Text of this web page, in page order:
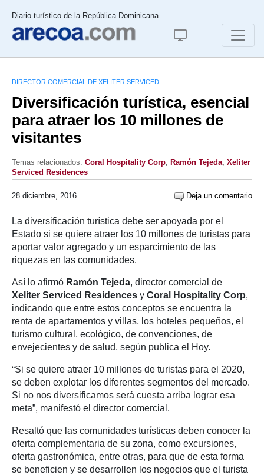
Diario turístico de la República Dominicana
DIRECTOR COMERCIAL DE XELITER SERVICED
Diversificación turística, esencial
para atraer los 10 millones de
visitantes
Temas relacionados: Coral Hospitality Corp, Ramón Tejeda, Xeliter
Serviced Residences
28 diciembre, 2016 Deja un comentario
La diversificación turística debe ser apoyada por el
Estado si se quiere atraer los 10 millones de turistas para
aportar valor agregado y un esparcimiento de las
riquezas en las comunidades.
Así lo afirmó Ramón Tejeda, director comercial de
Xeliter Serviced Residences y Coral Hospitality Corp,
indicando que entre estos conceptos se encuentra la
renta de apartamentos y villas, los hoteles pequeños, el
turismo cultural, ecológico, de convenciones, de
envejecientes y de salud, según publica el Hoy.
“Si se quiere atraer 10 millones de turistas para el 2020,
se deben explotar los diferentes segmentos del mercado.
Si no nos diversificamos será cuesta arriba lograr esa
meta”, manifestó el director comercial.
Resaltó que las comunidades turísticas deben conocer la
oferta complementaria de su zona, como excursiones,
oferta gastronómica, entre otras, para que de esta forma
se beneficien y se desarrollen los negocios que el turista